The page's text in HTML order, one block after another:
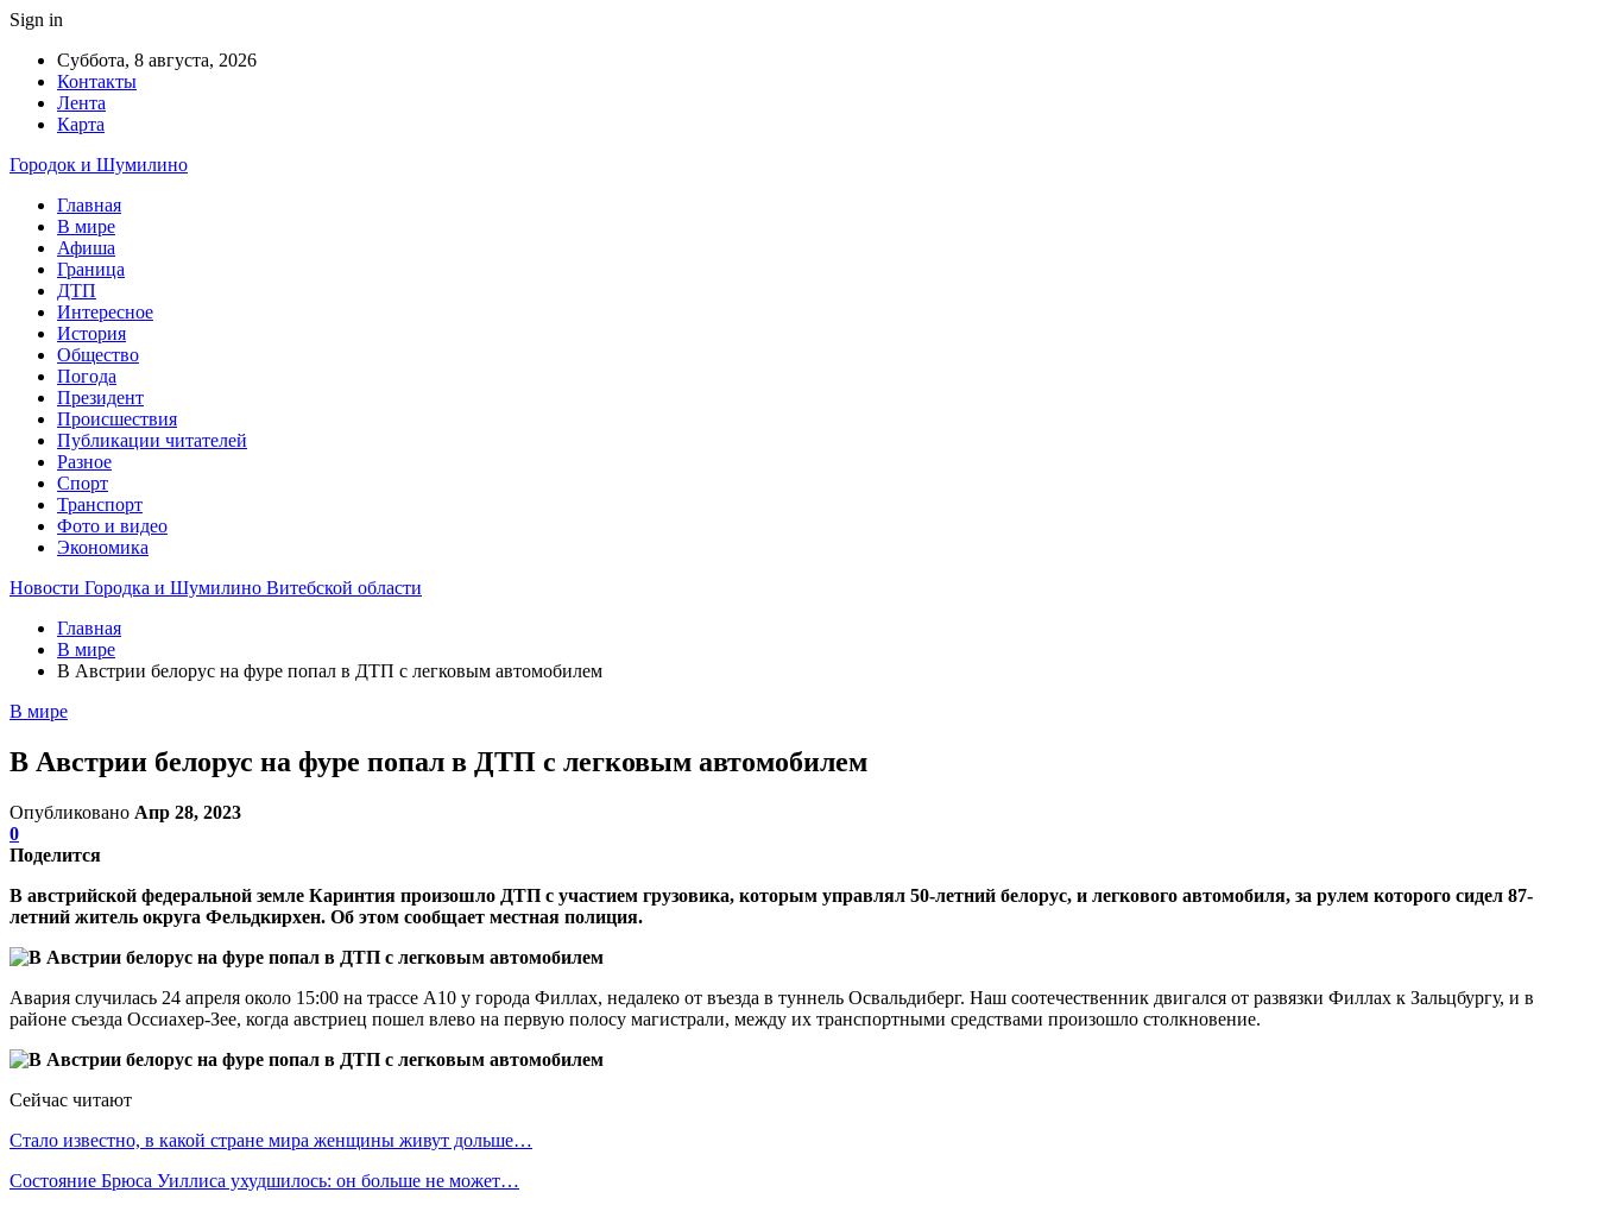
Sign in
Суббота, 8 августа, 2026
Контакты
Лента
Карта
Городок и Шумилино
Главная
В мире
Афиша
Граница
ДТП
Интересное
История
Общество
Погода
Президент
Происшествия
Публикации читателей
Разное
Спорт
Транспорт
Фото и видео
Экономика
Новости Городка и Шумилино Витебской области
Главная
В мире
В Австрии белорус на фуре попал в ДТП с легковым автомобилем
В мире
В Австрии белорус на фуре попал в ДТП с легковым автомобилем
Опубликовано Апр 28, 2023
0
Поделится
В австрийской федеральной земле Каринтия произошло ДТП с участием грузовика, которым управлял 50-летний белорус, и легкового автомобиля, за рулем которого сидел 87-
летний житель округа Фельдкирхен. Об этом сообщает местная полиция.
Авария случилась 24 апреля около 15:00 на трассе А10 у города Филлах, недалеко от въезда в туннель Освальдиберг. Наш соотечественник двигался от развязки Филлах к Зальцбургу, и в
районе съезда Оссиахер-Зее, когда австриец пошел влево на первую полосу магистрали, между их транспортными средствами произошло столкновение.
Сейчас читают
Стало известно, в какой стране мира женщины живут дольше…
Состояние Брюса Уиллиса ухудшилось: он больше не может…